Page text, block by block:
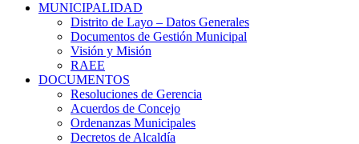
MUNICIPALIDAD
Distrito de Layo – Datos Generales
Documentos de Gestión Municipal
Visión y Misión
RAEE
DOCUMENTOS
Resoluciones de Gerencia
Acuerdos de Concejo
Ordenanzas Municipales
Decretos de Alcaldía